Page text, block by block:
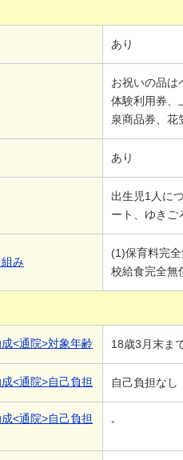
あり
お祝いの品は
体験利用券、
泉商品券、花
あり
出生児1人に
ート、ゆきご
み
(1)保育料完
校給食完全無
<通院>対象年齢 18歳3月末ま
<通院>自己負担 自己負担なし
<通院>自己負担
-